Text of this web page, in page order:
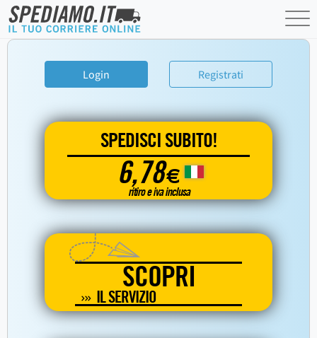
Login Registrati
SPEDISCI SUBITO!
6,78€
ritiro e iva inclusa
SCOPRI
IL SERVIZIO